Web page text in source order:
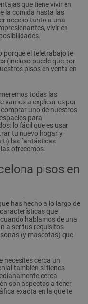
que tiene vivir en
la comida hasta las
acceso tanto a una
vivir en
porque el teletrabajo te
(incluso puede que por
pisos en venta en
todas las
vamos a explicar es por
uno de nuestros
para
lo fácil que es usar
tu nuevo hogar y
ti) las fantásticas
ofrecemos.
pisos en
has hecho a lo largo de
que
hablamos de una
a ser tus requisitos
(y mascotas) que
necesites cerca un
también si tienes
cerca
son aspectos a tener
exacta en la que te